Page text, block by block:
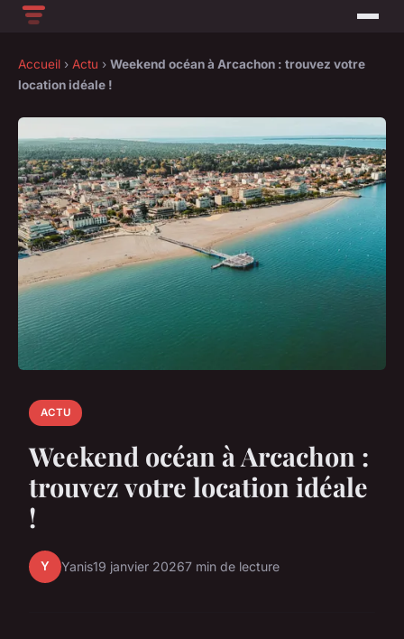
Accueil › Actu › Weekend océan à Arcachon : trouvez votre
location idéale !
ACTU
Weekend océan à Arcachon :
trouvez votre location idéale
!
Y Yanis19 janvier 20267 min de lecture